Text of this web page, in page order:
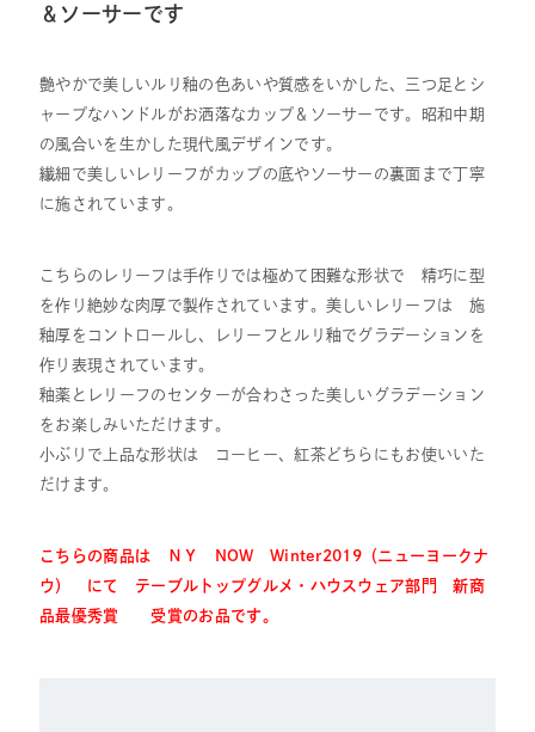
＆ソーサーです
艶やかで美しいルリ釉の色あいや質感をいかした、三つ足とシ
ャープなハンドルがお洒落なカップ＆ソーサーです。昭和中期
の風合いを生かした現代風デザインです。
繊細で美しいレリーフがカップの底やソーサーの裏面まで丁寧
に施されています。
こちらのレリーフは手作りでは極めて困難な形状で 精巧に型
を作り絶妙な肉厚で製作されています。美しいレリーフは 施
釉厚をコントロールし、レリーフとルリ釉でグラデーションを
作り表現されています。
釉薬とレリーフのセンターが合わさった美しいグラデーション
をお楽しみいただけます。
小ぶりで上品な形状は コーヒー、紅茶どちらにもお使いいた
だけます。
こちらの商品は ＮＹ NOW Winter2019（ニューヨークナ
ウ） にて テーブルトップグルメ・ハウスウェア部門 新商
品最優秀賞 受賞のお品です。